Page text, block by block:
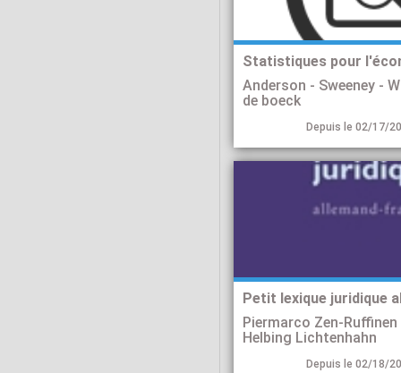
Anderson - Sweeney -
de boeck
Depuis le 02/17/
Petit lexique juridique
Piermarco Zen-Ruffinen
Helbing Lichtenhahn
Depuis le 02/18/